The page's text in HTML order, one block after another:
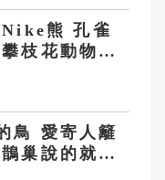
熊 孔雀
枝花動物園
鳥 愛寄人籬
巢說的就是